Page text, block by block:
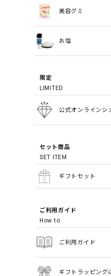
美容グミ
お塩
限定
LIMITED
公式オンラインシ
セット商品
SET ITEM
ギフトセット
ご利用ガイド
How to
ご利用ガイド
ギフトラッピング